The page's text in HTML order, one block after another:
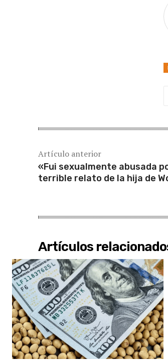
Artículo anterior
«Fui sexualmente abusada
terrible relato de la hija de
Artículos